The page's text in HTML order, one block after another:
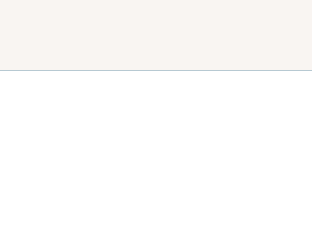
und genießen Sie